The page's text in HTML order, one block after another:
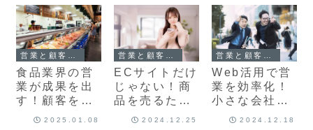
食品業界の営
業が成果を出
す！顧客をつ
かむスキルと
2025.01.08
ECサイトだけ
じゃない！商
品を売るため
のWebサイト
2024.12.25
営業と顧客管理
Web活用で営
業を効率化！
小さな会社で
もできる顧客
2024.12.18